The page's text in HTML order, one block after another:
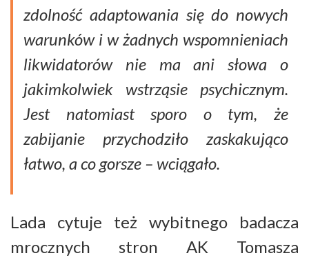
zdolność adaptowania się do nowych
warunków i w żadnych wspomnieniach
likwidatorów nie ma ani słowa o
jakimkolwiek wstrząsie psychicznym.
Jest natomiast sporo o tym, że
zabijanie przychodziło zaskakująco
łatwo, a co gorsze – wciągało.
Lada cytuje też wybitnego badacza
mrocznych stron AK Tomasza